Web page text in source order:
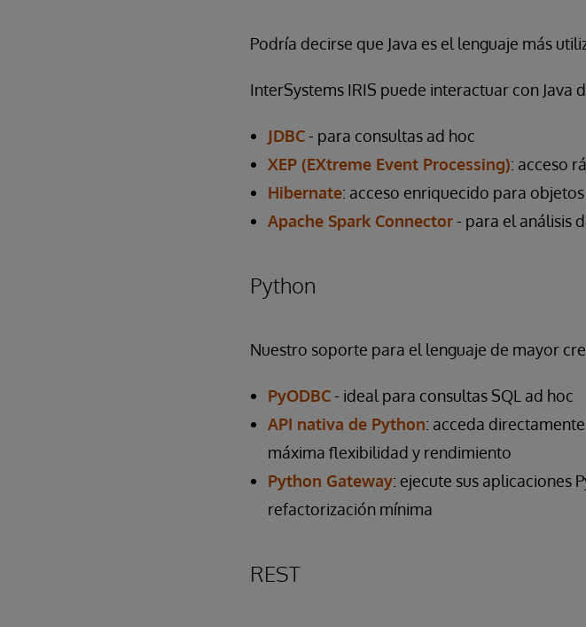
Podría decirse que Java es el lenguaje más
InterSystems IRIS puede interactuar con Java
JDBC- para consultas ad hoc
XEP (EXtreme Event Processing): acceso
Hibernate: acceso enriquecido para
Apache Spark Connector- para el análisis
Python
Nuestro soporte para el lenguaje de mayor
PyODBC- ideal para consultas SQL ad hoc
API nativa de Python: acceda
máxima flexibilidad y rendimiento
Python Gateway: ejecute sus aplicaciones
refactorización mínima
REST